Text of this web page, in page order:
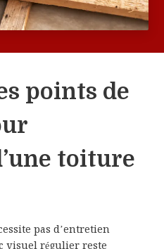
points de
toiture
pas d’entretien
visuel régulier reste